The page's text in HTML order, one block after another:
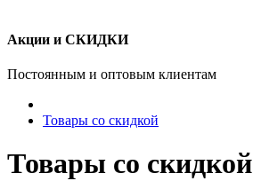
Акции и СКИДКИ
Постоянным и оптовым клиентам
Товары со скидкой
Товары со скидкой